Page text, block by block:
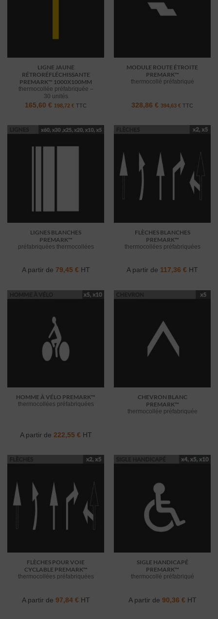
LIGNE JAUNE
RÉTRORÉFLÉCHISSANTE
PREMARK™ 1000X100MM
thermocollée préfabriquée –
30 unités
165,60 € 198,72 € TTC
MODULE ROUTE ÉTROITE
PREMARK™
thermocollé préfabriqué
328,86 € 394,63 € TTC
LIGNES BLANCHES
PREMARK™
préfabriquées thermocollées
A partir de 79,45 €HT
FLÈCHES BLANCHES
PREMARK™
thermocollées préfabriquées
A partir de 117,36 € HT
HOMME À VÉLO PREMARK™
thermocollées préfabriquées
A partir de 222,55 €HT
CHEVRON BLANC
PREMARK™
thermocollée préfabriquée
FLÈCHES POUR VOIE
CYCLABLE PREMARK™
thermocollées préfabriquées
A partir de 97,84 €HT
SIGLE HANDICAPÉ
PREMARK™
thermocollé préfabriqué
A partir de 90,36 €HT